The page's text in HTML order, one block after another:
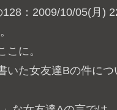
：2009/10/05(月)
こに。
いた女友達Bの件に